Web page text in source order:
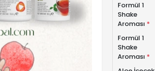
Formül 1
Shake
Aroması *
Formül 1
Shake
Aroması *